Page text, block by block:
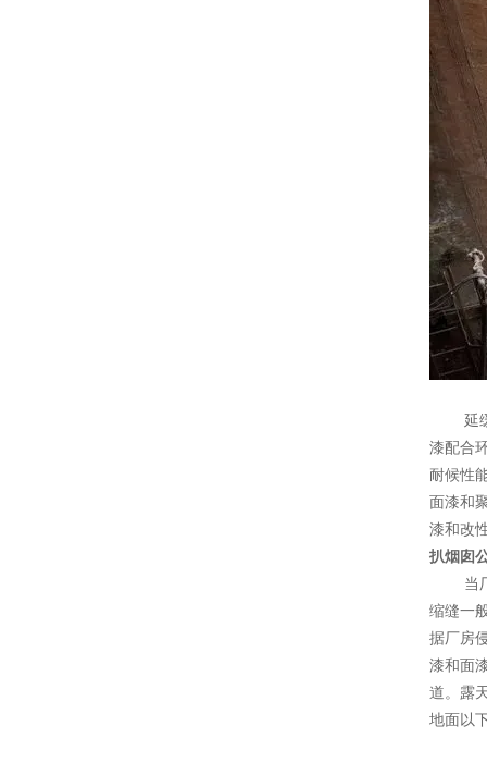
延缓
漆配合
耐候性
面漆和
漆和改
扒烟囱
当厂
缩缝一
据厂房
漆和面
道。露
地面以